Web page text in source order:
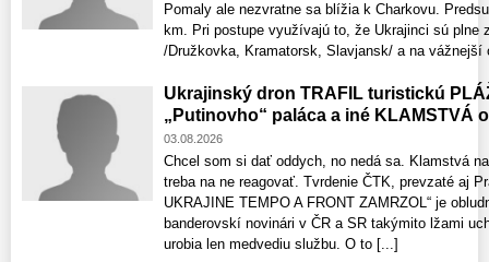
Pomaly ale nezvratne sa blížia k Charkovu.
km. Pri postupe využívajú to, že Ukrajinci sú plne
/Družkovka, Kramatorsk, Slavjansk/ a na vážnejší
Ukrajinský dron TRAFIL turistickú
„Putinovho“ paláca a iné KLAMSTVÁ
03.08.2026
Chcel som si dať oddych, no nedá sa. Klamstvá
treba na ne reagovať. Tvrdenie ČTK, prevzaté aj
UKRAJINE TEMPO A FRONT ZAMRZOL“ je
banderovskí novinári v ČR a SR takýmito lžami
urobia len medvediu službu. O to [...]